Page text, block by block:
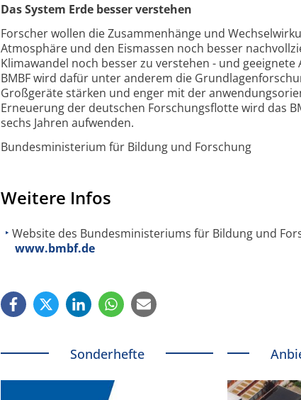
Das System Erde besser verstehen
Forscher wollen die Zusammenhänge und
Atmosphäre und den Eismassen noch besser
Klimawandel noch besser zu verstehen - und
BMBF wird dafür unter anderem die
Großgeräte stärken und enger mit der
Erneuerung der deutschen Forschungsflotte wird das
sechs Jahren aufwenden.
Bundesministerium für Bildung und Forschung
Weitere Infos
Website des Bundesministeriums für Bildung und
www.bmbf.de
Sonderhefte